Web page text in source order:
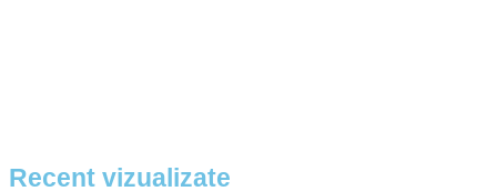
Recent vizualizate